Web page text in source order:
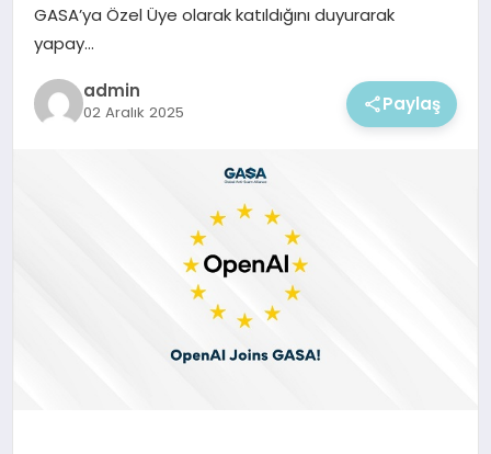
GASA’ya Özel Üye olarak katıldığını duyurarak
yapay…
admin
02 Aralık 2025 Paylaş